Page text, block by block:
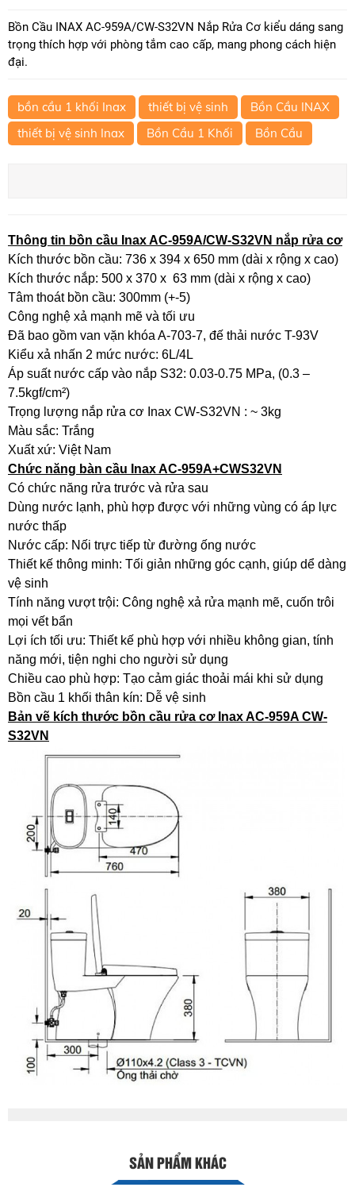
Bồn Cầu INAX AC-959A/CW-S32VN Nắp Rửa Cơ kiểu dáng sang
trọng thích hợp với phòng tắm cao cấp, mang phong cách hiện
đại.
bồn cầu 1 khối Inax thiết bị vệ sinh
Bồn Cầu INAX
thiết bị vệ sinh Inax
Bồn Cầu 1 Khối Bồn Cầu
Thông tin bồn cầu Inax AC-959A/CW-S32VN nắp rửa cơ
Kích thước bồn cầu: 736 x 394 x 650 mm (dài x rộng x cao)
Kích thước nắp: 500 x 370 x 63 mm (dài x rộng x cao)
Tâm thoát bồn cầu: 300mm (+-5)
Công nghệ xả mạnh mẽ và tối ưu
Đã bao gồm van vặn khóa A-703-7, đế thải nước T-93V
Kiểu xả nhấn 2 mức nước: 6L/4L
Áp suất nước cấp vào nắp S32: 0.03-0.75 MPa, (0.3 –
7.5kgf/cm²)
Trọng lượng nắp rửa cơ Inax CW-S32VN : ~ 3kg
Màu sắc: Trắng
Xuất xứ: Việt Nam
Chức năng bàn cầu Inax AC-959A+CWS32VN
Có chức năng rửa trước và rửa sau
Dùng nước lạnh, phù hợp được với những vùng có áp lực
nước thấp
Nước cấp: Nối trực tiếp từ đường ống nước
Thiết kế thông minh: Tối giản những góc cạnh, giúp dể dàng
vệ sinh
Tính năng vượt trội: Công nghệ xả rửa mạnh mẽ, cuốn trôi
mọi vết bẩn
Lợi ích tối ưu: Thiết kế phù hợp với nhiều không gian, tính
năng mới, tiện nghi cho người sử dụng
Chiều cao phù hợp: Tạo cảm giác thoải mái khi sử dụng
Bồn cầu 1 khối thân kín: Dễ vệ sinh
Bản vẽ kích thước bồn cầu rửa cơ Inax AC-959A CW-
S32VN
SẢN PHẨM KHÁC